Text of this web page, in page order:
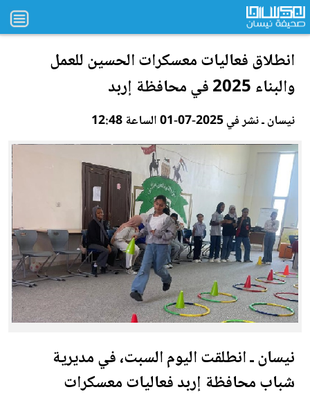
انطلاق فعاليات معسكرات الحسين للعمل
والبناء 2025 في محافظة إربد
نيسان ـ نشر في 2025-07-01 الساعة 12:48
نيسان ـ انطلقت اليوم السبت، في مديرية
شباب محافظة إربدفعاليات معسكرات